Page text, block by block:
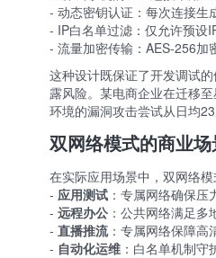
- 动态密钥认证：每次连接生
- IP白名单过滤：仅允许预设
- 流量加密传输：AES-256加
这种设计既保证了开发调试
露风险。某电商企业在迁移
环境的漏洞攻击尝试从日均23
双网络模式的商业
在实际应用场景中，双网络
- 应用测试 ：专属网络确保
- 远程办公 ：公共网络满足
- 直播推流：专属网络保障高
- 自动化运维 ：白名单机制守